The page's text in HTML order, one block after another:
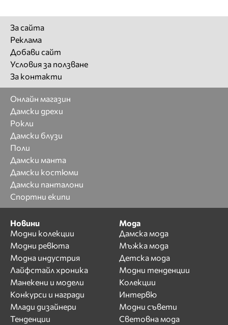
За сайта
Реклама
Добави сайт
Условия за ползване
За контакти
Онлайн магазин
Дамски дрехи
Рокли
Дамски блузи
Поли
Дамски манта
Дамски костюми
Дамски панталони
Спортни екипи
Новини
Модни колекции
Модни ревюта
Модна индустрия
Лайфстайл хроника
Манекени и модели
Конкурси и награди
Млади дизайнери
Тенденции
Мода
Дамска мода
Мъжка мода
Детска мода
Модни тенденции
Колекции
Интервю
Модни съвети
Световна мода